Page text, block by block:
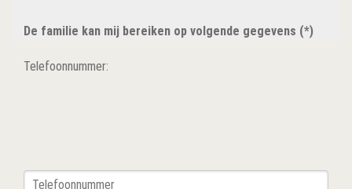
De familie kan mij bereiken op volgende gegevens (*)
Telefoonnummer: